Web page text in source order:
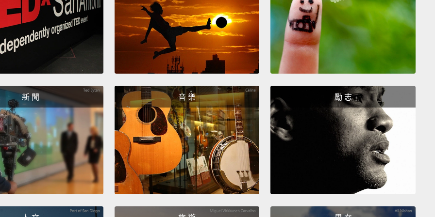
生。
So literally, we had a 52-year engagement and a quick
marriage.
所以不誇張，我們約會了 52 年然後速速結了婚。
新 聞 音 樂 勵 志